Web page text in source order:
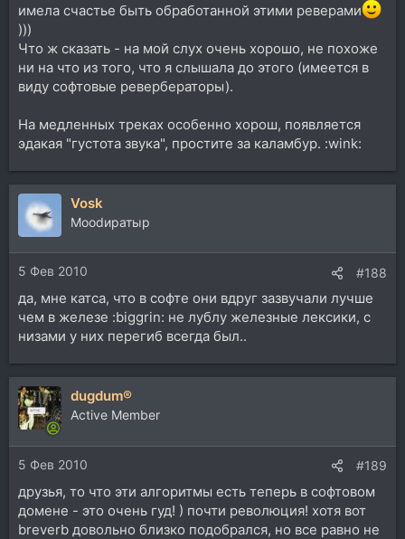
имела счастье быть обработанной этими реверами
)))
Что ж сказать - на мой слух очень хорошо, не похоже
ни на что из того, что я слышала до этого (имеется в
виду софтовые ревербераторы).
На медленных треках особенно хорош, появляется
эдакая "густота звука", простите за каламбур. :wink:
Vosk
Moodиратыр
5 Фев 2010 #188
да, мне катса, что в софте они вдруг зазвучали лучше
чем в железе :biggrin: не лублу железные лексики, с
низами у них перегиб всегда был..
dugdum®
Active Member
5 Фев 2010 #189
друзья, то что эти алгоритмы есть теперь в софтовом
домене - это очень гуд! ) почти революция! хотя вот
breverb довольно близко подобрался, но все равно не